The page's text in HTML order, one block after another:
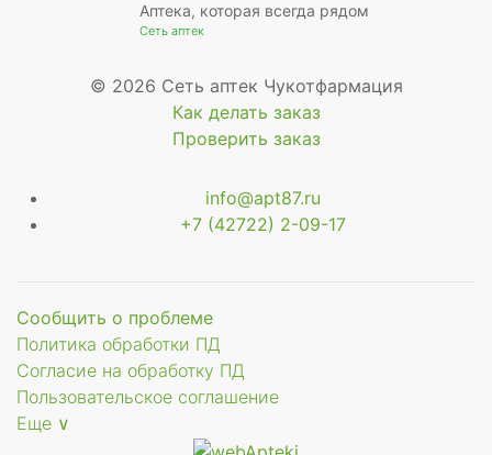
Аптека, которая всегда рядом
Сеть аптек
© 2026 Сеть аптек Чукотфармация
Как делать заказ
Проверить заказ
info@apt87.ru
+7 (42722) 2-09-17
Сообщить о проблеме
Политика обработки ПД
Согласие на обработку ПД
Пользовательское соглашение
Еще ∨